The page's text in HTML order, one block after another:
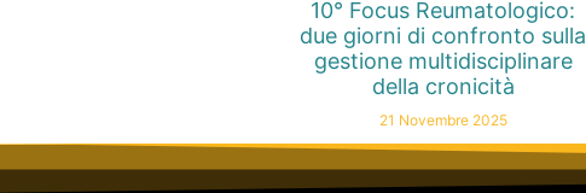
10° Focus Reumatologico:
due giorni di confronto sulla
gestione multidisciplinare
della cronicità
21 Novembre 2025